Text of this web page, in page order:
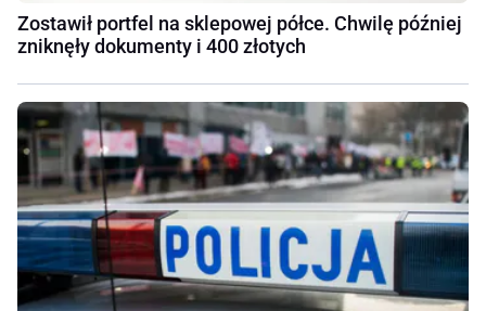
Zostawił portfel na sklepowej półce. Chwilę później
zniknęły dokumenty i 400 złotych